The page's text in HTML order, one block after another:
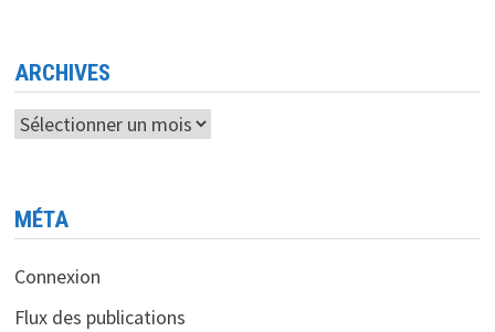
ARCHIVES
Archives
MÉTA
Connexion
Flux des publications